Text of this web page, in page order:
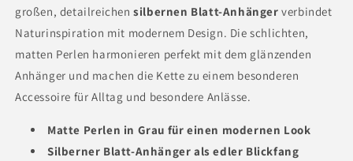
großen, detailreichensilbernen Blatt-Anhänger verbindet
Naturinspiration mit modernem Design. Die schlichten,
matten Perlen harmonieren perfekt mit dem glänzenden
Anhänger und machen die Kette zu einem besonderen
Accessoire für Alltag und besondere Anlässe.
Matte Perlen in Grau für einen modernen Look
Silberner Blatt-Anhänger als edler Blickfang